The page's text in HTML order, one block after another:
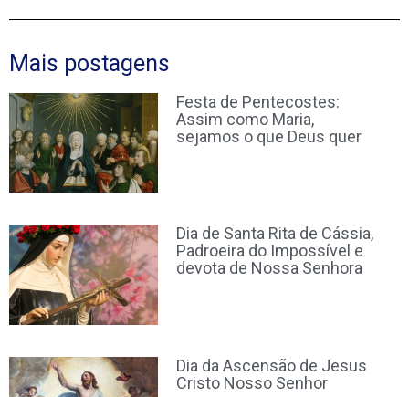
Mais postagens
Festa de Pentecostes:
Assim como Maria,
sejamos o que Deus quer
Dia de Santa Rita de Cássia,
Padroeira do Impossível e
devota de Nossa Senhora
Dia da Ascensão de Jesus
Cristo Nosso Senhor